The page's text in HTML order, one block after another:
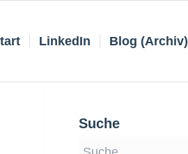
LinkedIn Blog (Archiv)
Suche